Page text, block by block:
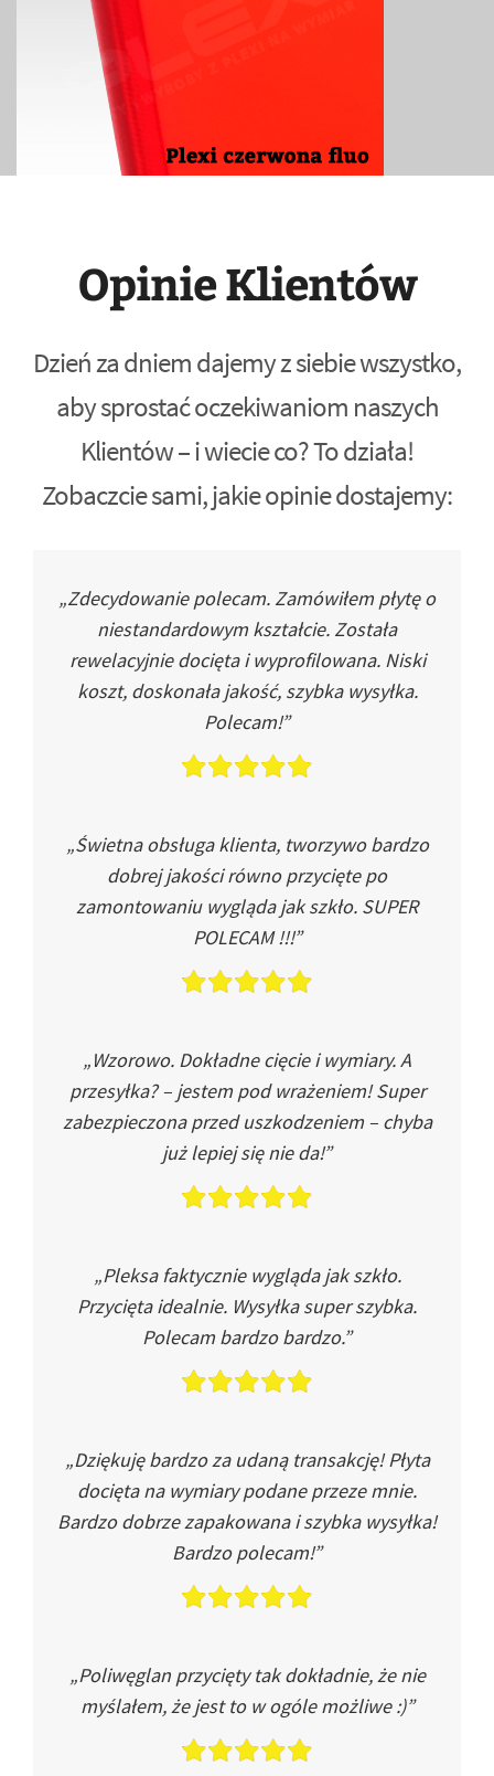
Opinie Klientów
Dzień za dniem dajemy z siebie wszystko,
aby sprostać oczekiwaniom naszych
Klientów – i wiecie co? To działa!
Zobaczcie sami, jakie opinie dostajemy:
„Zdecydowanie polecam. Zamówiłem płytę o
niestandardowym kształcie. Została
rewelacyjnie docięta i wyprofilowana. Niski
koszt, doskonała jakość, szybka wysyłka.
Polecam!”
„Świetna obsługa klienta, tworzywo bardzo
dobrej jakości równo przycięte po
zamontowaniu wygląda jak szkło. SUPER
POLECAM !!!”
„Wzorowo. Dokładne cięcie i wymiary. A
przesyłka? – jestem pod wrażeniem! Super
zabezpieczona przed uszkodzeniem – chyba
już lepiej się nie da!”
„Pleksa faktycznie wygląda jak szkło.
Przycięta idealnie. Wysyłka super szybka.
Polecam bardzo bardzo.”
„Dziękuję bardzo za udaną transakcję! Płyta
docięta na wymiary podane przeze mnie.
Bardzo dobrze zapakowana i szybka wysyłka!
Bardzo polecam!”
„Poliwęglan przycięty tak dokładnie, że nie
myślałem, że jest to w ogóle możliwe :)”